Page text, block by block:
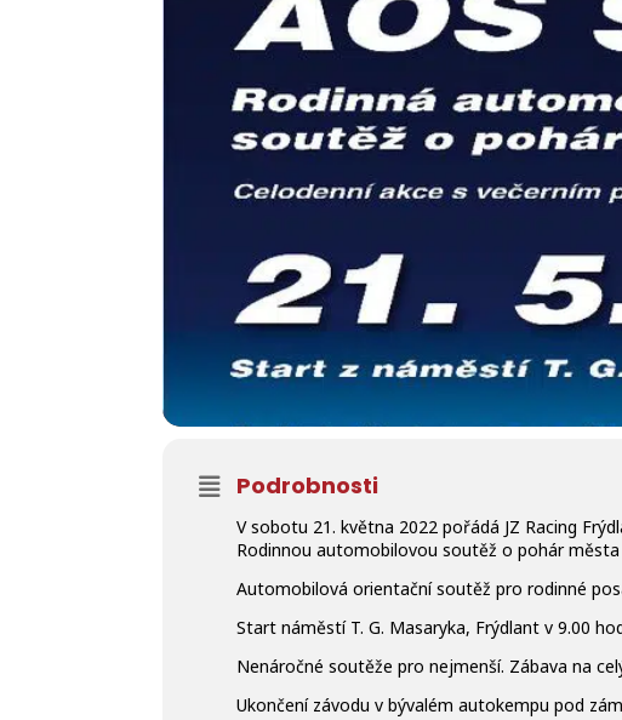
Podrobnosti
V sobotu 21. května 2022 pořádá JZ Racing
Rodinnou automobilovou soutěž o pohár města
Automobilová orientační soutěž pro rodinné
Start náměstí T. G. Masaryka, Frýdlant v 9.00
Nenáročné soutěže pro nejmenší. Zábava na
Ukončení závodu v bývalém autokempu pod